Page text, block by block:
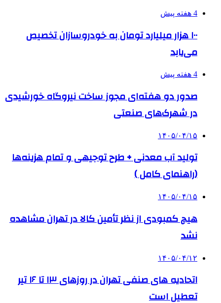
4 هفته پیش
۱۰۰ هزار میلیارد تومان به خودروسازان تخصیص
می‌یابد
4 هفته پیش
صدور دو هفته‌ای مجوز ساخت نیروگاه خورشیدی
در شهرک‌های صنعتی
۱۴۰۵/۰۴/۱۵
تولید آب معدنی + طرح توجیهی و تمام هزینه‌ها
(راهنمای کامل )
۱۴۰۵/۰۴/۱۵
هیچ کمبودی از نظر تأمین کالا در تهران مشاهده
نشد
۱۴۰۵/۰۴/۱۲
اتحادیه های صنفی تهران در روزهای ۱۳ تا ۱۶ تیر
تعطیل است